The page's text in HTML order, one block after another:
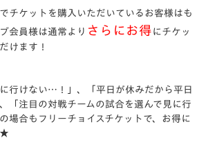
チケットを購入いただいているお客様はも
会員様は通常より さらにお得 にチケッ
けます！
行けない…！」、「平日が休みだから平日
「注目の対戦チームの試合を選んで見に行
場合もフリーチョイスチケットで、お得に
★